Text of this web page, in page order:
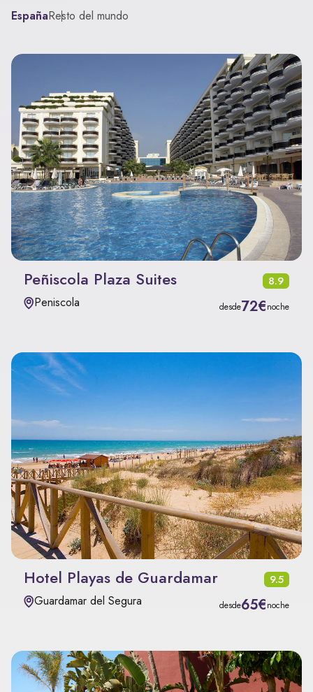
EspañaResto del mundo
Peñiscola Plaza Suites 8.9
Peniscola desde72€noche
Hotel Playas de Guardamar 9.5
Guardamar del Segura desde65€noche